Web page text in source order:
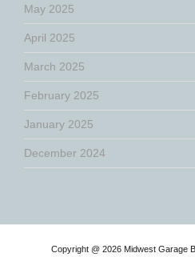
May 2025
April 2025
March 2025
February 2025
January 2025
December 2024
Copyright @ 2026 Midwest Garage